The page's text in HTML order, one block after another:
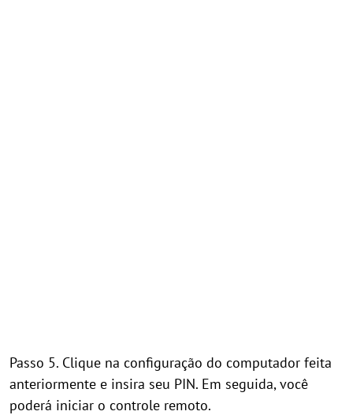
Passo 5. Clique na configuração do computador feita
anteriormente e insira seu PIN. Em seguida, você
poderá iniciar o controle remoto.